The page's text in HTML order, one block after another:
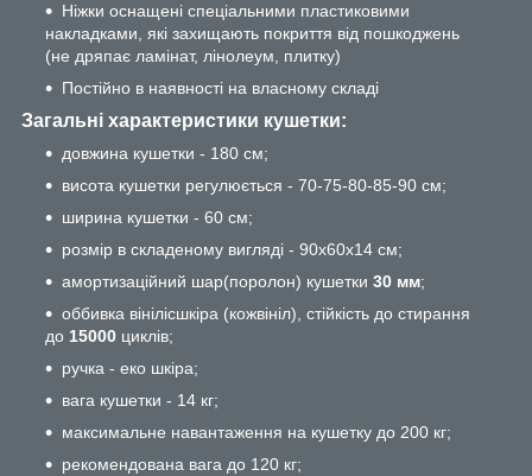
Ніжки оснащені спеціальними пластиковими
накладками, які захищають покриття від пошкоджень
(не дряпає ламінат, лінолеум, плитку)
Постійно в наявності на власному складі
Загальні характеристики кушетки:
довжина кушетки - 180 см;
висота кушетки регулюється - 70-75-80-85-90 см;
ширина кушетки - 60 см;
розмір в складеному вигляді - 90х60х14 см;
амортизаційний шар(поролон) кушетки 30 мм;
оббивка вінілісшкіра (кожвініл), стійкість до стирання
до 15000 циклів;
ручка - еко шкіра;
вага кушетки - 14 кг;
максимальне навантаження на кушетку до 200 кг;
рекомендована вага до 120 кг;